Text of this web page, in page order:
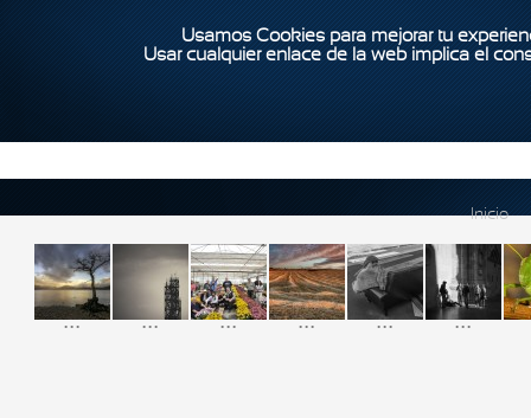
Usamos Cookies para mejorar tu
Usar cualquier enlace de la web implica el
Inicio
... ... ... ... ... ...